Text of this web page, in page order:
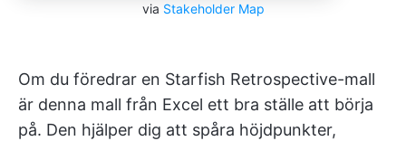
via Stakeholder Map
Om du föredrar en Starfish Retrospective-mall
är denna mall från Excel ett bra ställe att börja
på. Den hjälper dig att spåra höjdpunkter,